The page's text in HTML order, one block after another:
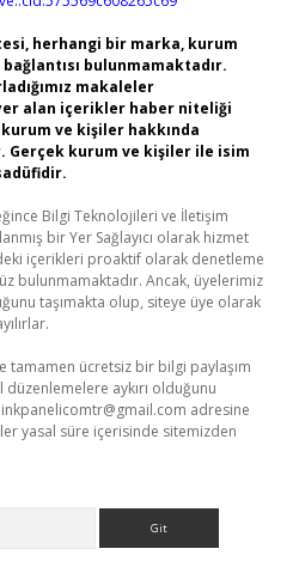
herhangi bir marka, kurum
bulunmamaktadır.
makaleler
alan içerikler haber niteliği
ve kişiler hakkında
Gerçek kurum ve kişiler ile isim
Bilgi Teknolojileri ve İletişim
bir Yer Sağlayıcı olarak hizmet
içerikleri proaktif olarak denetleme
bulunmamaktadır. Ancak, üyelerimiz
taşımakta olup, siteye üye olarak
tamamen ücretsiz bir bilgi paylaşım
aykırı olduğunu
adresine
yasal süre içerisinde sitemizden